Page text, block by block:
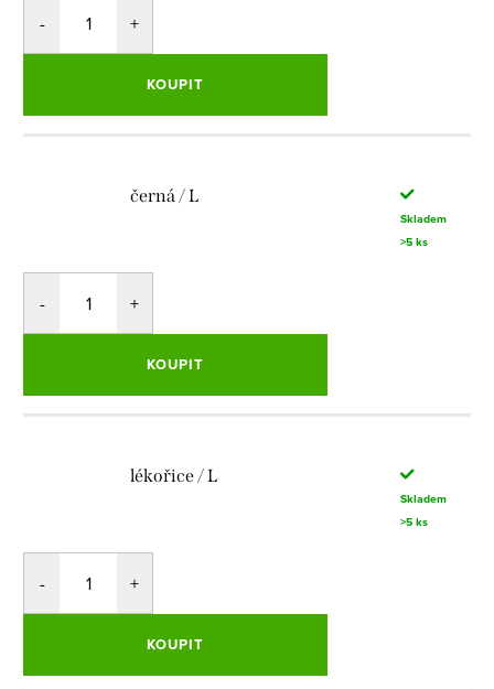
KOUPIT
černá / L
Skladem
>5 ks
KOUPIT
lékořice / L
Skladem
>5 ks
KOUPIT